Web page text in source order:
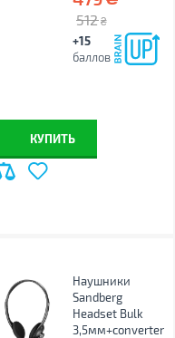
512 ₴
+15
баллов
КУПИТЬ
Наушники
Sandberg
Headset Bulk
3,5мм+converter